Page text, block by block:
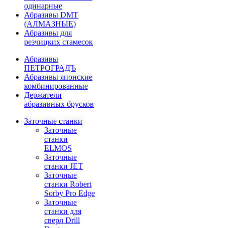
одинарные
Абразивы DMT
(АЛМАЗНЫЕ)
Абразивы для
резчицких стамесок
Абразивы
ПЕТРОГРАДЪ
Абразивы японские
комбинированные
Держатели
абразивных брусков
Заточные станки
Заточные
станки
ELMOS
Заточные
станки JET
Заточные
станки Robert
Sorby Pro Edge
Заточные
станки для
сверл Drill